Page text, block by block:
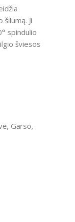
Ji
spindulio
šviesos
Garso,